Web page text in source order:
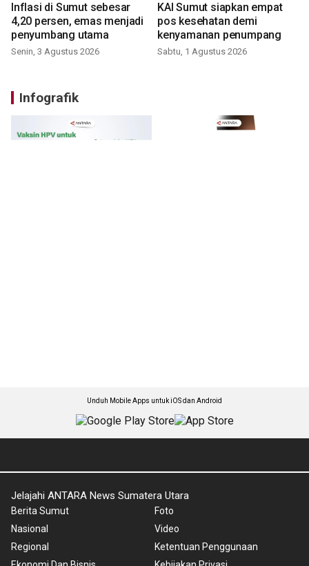
Inflasi di Sumut sebesar
4,20 persen, emas menjadi
penyumbang utama
Senin, 3 Agustus 2026
KAI Sumut siapkan empat
pos kesehatan demi
kenyamanan penumpang
Sabtu, 1 Agustus 2026
Infografik
Unduh Mobile Apps untuk iOS dan Android
Jelajahi ANTARA News Sumatera Utara
Berita Sumut
Nasional
Regional
Foto
Video
Ketentuan Penggunaan